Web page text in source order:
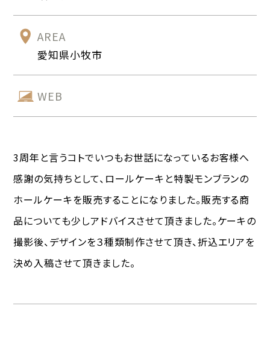
AREA
愛知県小牧市
WEB
3周年と言うコトでいつもお世話になっているお客様へ
感謝の気持ちとして、ロールケーキと特製モンブランの
ホールケーキを販売することになりました。販売する商
品についても少しアドバイスさせて頂きました。ケーキの
撮影後、デザインを３種類制作させて頂き、折込エリアを
決め入稿させて頂きました。